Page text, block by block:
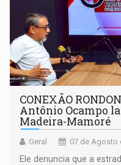
CONEXÃO
Antônio Ocampo
Madeira-Mamoré
Geral 07 de Agosto
Ele denuncia que a